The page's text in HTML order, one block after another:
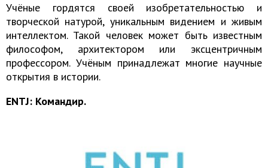
Учёные гордятся своей изобретательностью и
творческой натурой, уникальным видением и живым
интеллектом. Такой человек может быть известным
философом, архитектором или эксцентричным
профессором. Учёным принадлежат многие научные
открытия в истории.
ENTJ: Командир.